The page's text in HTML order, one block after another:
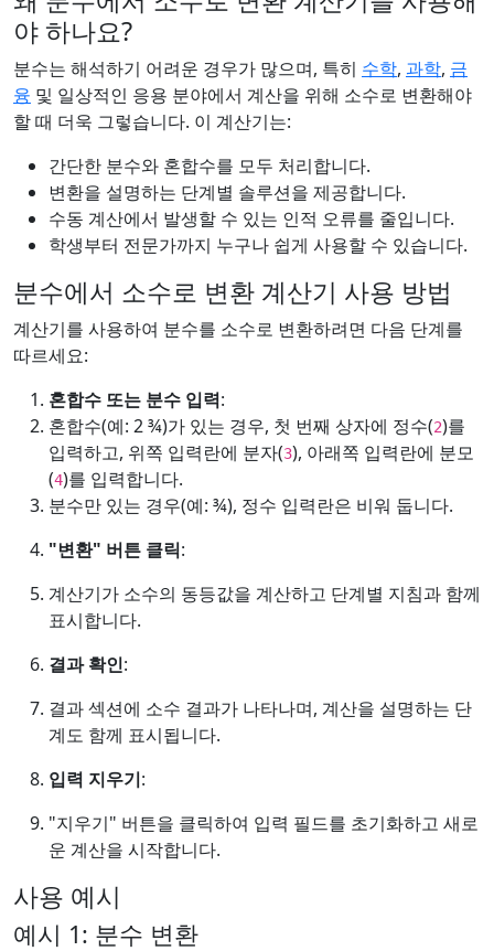
야 하나요?
분수는 해석하기 어려운 경우가 많으며, 특히 수학, 과학, 금
융 및 일상적인 응용 분야에서 계산을 위해 소수로 변환해야
할 때 더욱 그렇습니다. 이 계산기는:
간단한 분수와 혼합수를 모두 처리합니다.
변환을 설명하는 단계별 솔루션을 제공합니다.
수동 계산에서 발생할 수 있는 인적 오류를 줄입니다.
학생부터 전문가까지 누구나 쉽게 사용할 수 있습니다.
분수에서 소수로 변환 계산기 사용 방법
계산기를 사용하여 분수를 소수로 변환하려면 다음 단계를
따르세요:
혼합수 또는 분수 입력:
혼합수(예: 2 ¾)가 있는 경우, 첫 번째 상자에 정수(2)를
입력하고, 위쪽 입력란에 분자(3), 아래쪽 입력란에 분모
(4)를 입력합니다.
분수만 있는 경우(예: ¾), 정수 입력란은 비워 둡니다.
"변환" 버튼 클릭:
계산기가 소수의 동등값을 계산하고 단계별 지침과 함께
표시합니다.
결과 확인:
결과 섹션에 소수 결과가 나타나며, 계산을 설명하는 단
계도 함께 표시됩니다.
입력 지우기:
"지우기" 버튼을 클릭하여 입력 필드를 초기화하고 새로
운 계산을 시작합니다.
사용 예시
예시 1: 분수 변환